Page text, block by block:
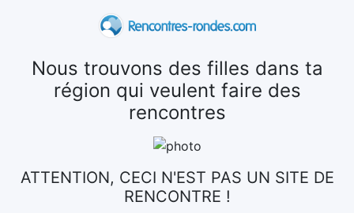
Nous trouvons des filles dans ta
région qui veulent faire des
rencontres
ATTENTION, CECI N'EST PAS UN SITE DE
RENCONTRE !